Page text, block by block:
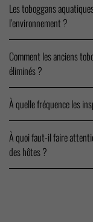
Les toboggans
l'environnement ?
Comment les anciens
éliminés ?
À quelle fréquence les
À quoi faut-il faire
des hôtes ?